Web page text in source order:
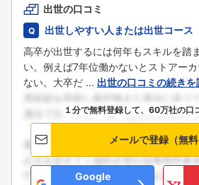
出世の口コミ
出世しやすい人または出世コース
高卒が出世するには何年もスキルを踏
い。例えば7年位働かないとストアー
ない。大卒だ ... 出世の口コミの続きを
１分で無料登録して、60万社の口
メールで登録（無料
Google